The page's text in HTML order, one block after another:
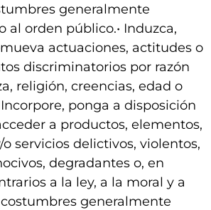
generalmente
al orden público.• Induzca,
actuaciones, actitudes o
discriminatorios por razón
religión, creencias, edad o
ponga a disposición
a productos, elementos,
servicios delictivos, violentos,
degradantes o, en
a la ley, a la moral y a
generalmente